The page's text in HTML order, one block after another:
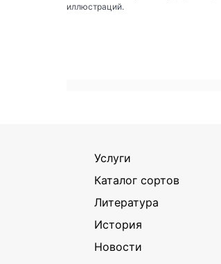
иллюстраций.
Услуги
Каталог сортов
Литература
История
Новости